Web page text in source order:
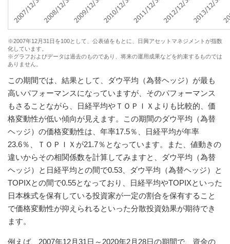
※2007年12月31日を100として、公表値をもとに、日興アセットマネジメントが指数
化しています。
※グラフおよびデータは過去のものであり、将来の運用成果などを約束するものでは
ありません。
この期間では、結果として、ダウ平均（為替ヘッジ）が最も
高いパフォーマンスになっていますが、そのパフォーマンス
もさることながら、日経平均やＴＯＰＩＸよりも比較的、価
格変動性が低い傾向が見えます。この期間のダウ平均（為替
ヘッジ）の価格変動性は、年率17.5％、日経平均が年率
23.6％、ＴＯＰＩＸが21.7％となっています。また、値動きの
違いからその相関係数を計算してみますと、ダウ平均（為替
ヘッジ）と日経平均との間で0.53、ダウ平均（為替ヘッジ）と
TOPIXとの間で0.55となっており、日経平均やTOPIXといった
日本株式を保有している投資家が一定の割合を保有すること
で価格変動性が抑えられるといった分散投資効果が期待でき
ます。
例えば、2007年12月31日～2020年2月28日の期間で、資金の